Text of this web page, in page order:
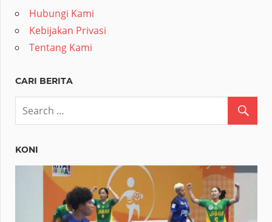
Hubungi Kami
Kebijakan Privasi
Tentang Kami
CARI BERITA
KONI